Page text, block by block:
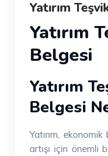
Yatırım
Yatırım
Belgesi
Yatırım
Belgesi
Yatırım,
artışı için önemli